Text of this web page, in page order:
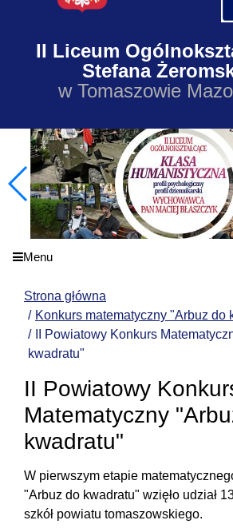
II Liceum
Stefana
w Tomaszowie
Menu
Strona główna
Konkurs matematyczny "Arbuz do
II Powiatowy Konkurs
kwadratu"
II Powiatowy
Matematyczny
kwadratu"
W pierwszym etapie
"Arbuz do kwadratu" wzięło udział
szkół powiatu tomaszowskiego.